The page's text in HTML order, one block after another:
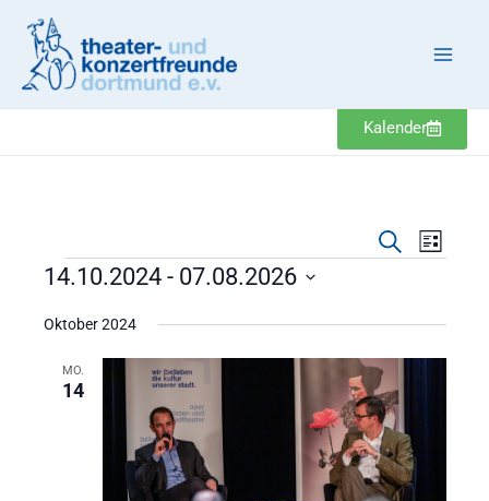
Inhalt
springen
Kalender
Suche
Navigation
Suche
Liste
14.10.2024 - 07.08.2026
wählen.
Oktober 2024
MO.
14